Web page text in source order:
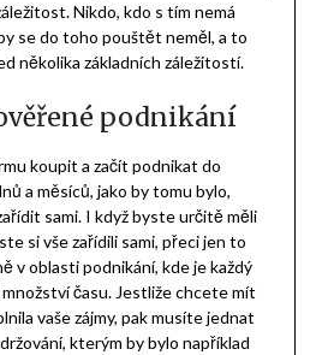
Nikdo, kdo s tím nemá
se do toho pouštět neměl, a to
několika základních záležitostí.
podnikání
koupit a začít podnikat do
a měsíců, jako by tomu bylo,
sami. I když byste určitě měli
si vše zařídili sami, přeci jen to
v oblasti podnikání, kde je každý
času. Jestliže chcete mít
vaše zájmy, pak musíte jednat
kterým by bylo například